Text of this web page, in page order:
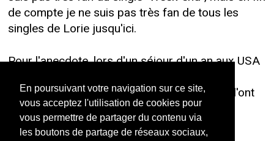
En poursuivant votre navigation sur ce site,
vous acceptez l'utilisation de cookies pour
vous permettre de partager du contenu via
les boutons de partage de réseaux sociaux,
de compte je ne suis pas très fan de tous les
singles de Lorie jusqu'ici.
Pour l'anecdote, lors d'un séjour d'un an aux USA
"Toute seule" à mes étudiants de 18 ans qui l'ont
tout de suite identifiée à une Britney Spears
française... en mieux... c'est dire...